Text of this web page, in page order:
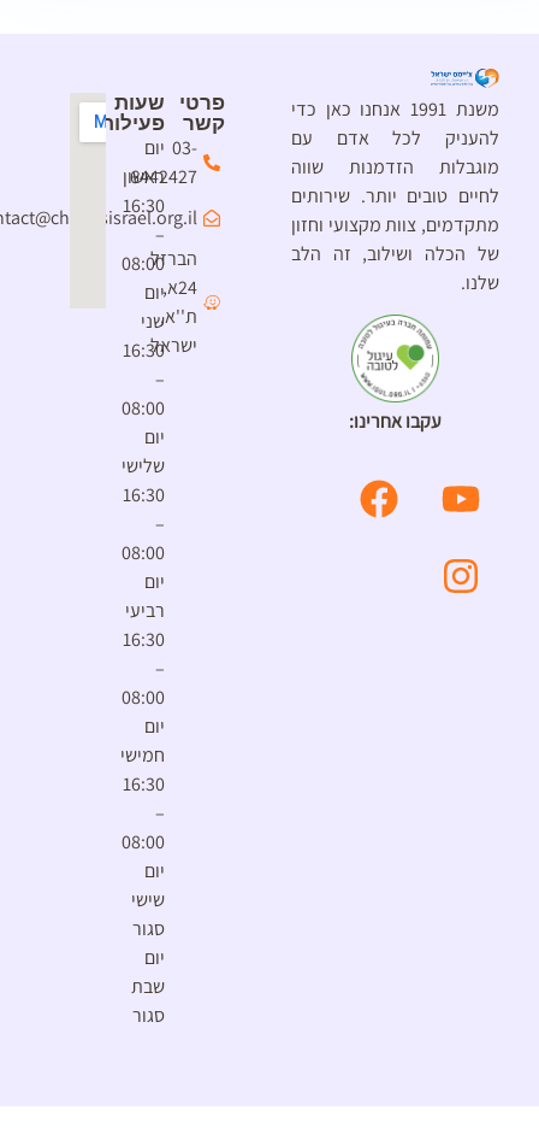
משנת 1991 אנחנו כאן כדי
להעניק לכל אדם עם
מוגבלות הזדמנות שווה
לחיים טובים יותר. שירותים
מתקדמים, צוות מקצועי וחזון
של הכלה ושילוב, זה הלב
שלנו.
עקבו אחרינו:
פרטי
קשר
03-
6442427
contact@chimesisrael.org.il
הברזל
24א,
ת''א,
ישראל
שעות
פעילות
יום
ראשון
16:30
–
08:00
יום
שני
16:30
08:00
שלישי
16:30
08:00
רביעי
16:30
08:00
חמישי
16:30
08:00
שישי
סגור
שבת
סגור